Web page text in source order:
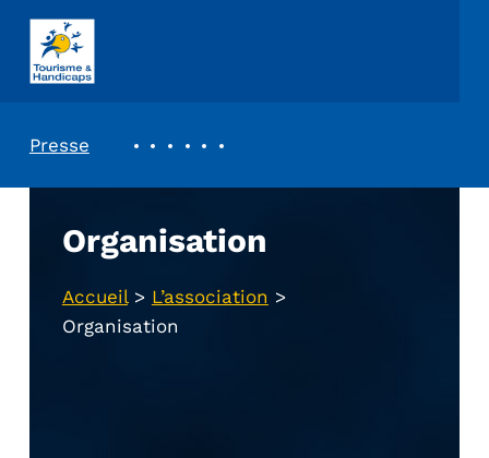
ASSOCIATION TOURISME ET HANDICAPS
Presse
Organisation
Accueil> L’association >
Organisation